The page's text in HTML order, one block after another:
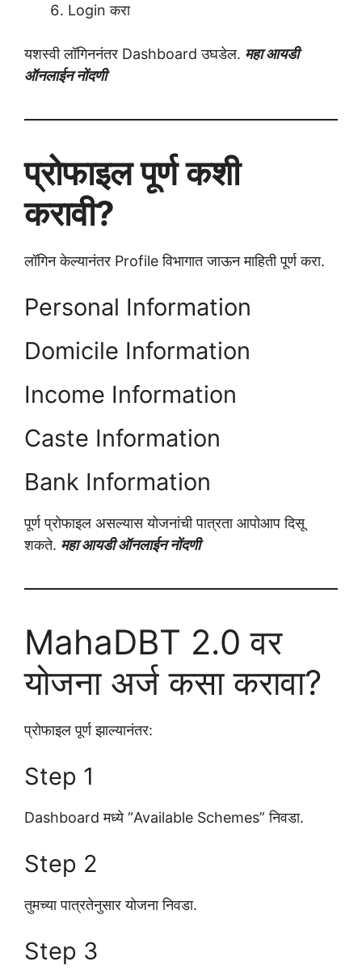
Login करा
यशस्वी लॉगिननंतर Dashboard उघडेल. महा आयडी
ऑनलाईन नोंदणी
प्रोफाइल पूर्ण कशी
करावी?
लॉगिन केल्यानंतर Profile विभागात जाऊन माहिती पूर्ण करा.
Personal Information
Domicile Information
Income Information
Caste Information
Bank Information
पूर्ण प्रोफाइल असल्यास योजनांची पात्रता आपोआप दिसू
शकते. महा आयडी ऑनलाईन नोंदणी
MahaDBT 2.0 वर
योजना अर्ज कसा करावा?
प्रोफाइल पूर्ण झाल्यानंतर:
Step 1
Dashboard मध्ये “Available Schemes” निवडा.
Step 2
तुमच्या पात्रतेनुसार योजना निवडा.
Step 3